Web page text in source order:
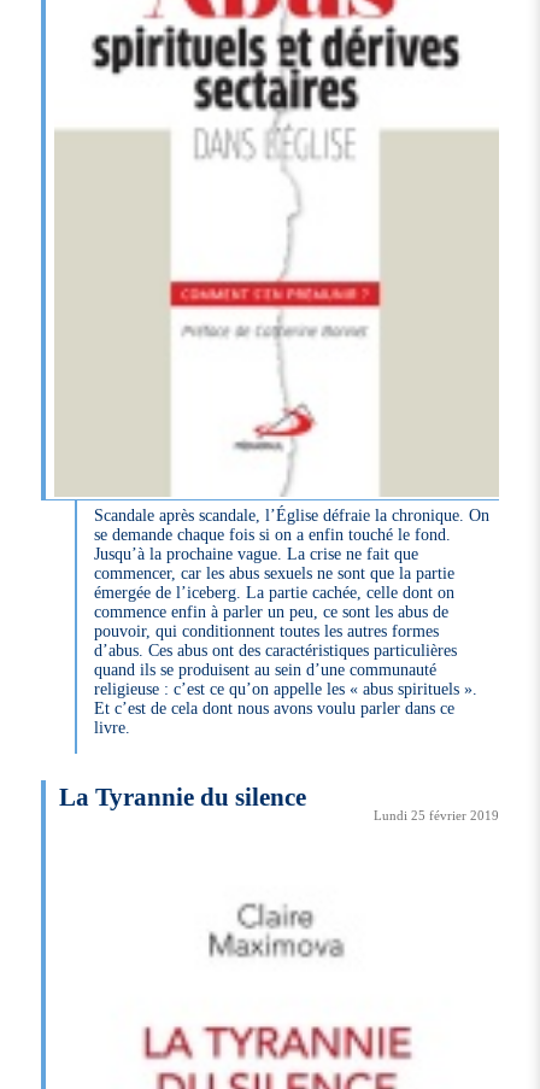
Scandale après scandale, l’Église défraie la chronique. On
se demande chaque fois si on a enfin touché le fond.
Jusqu’à la prochaine vague. La crise ne fait que
commencer, car les abus sexuels ne sont que la partie
émergée de l’iceberg. La partie cachée, celle dont on
commence enfin à parler un peu, ce sont les abus de
pouvoir, qui conditionnent toutes les autres formes
d’abus. Ces abus ont des caractéristiques particulières
quand ils se produisent au sein d’une communauté
religieuse : c’est ce qu’on appelle les « abus spirituels ».
Et c’est de cela dont nous avons voulu parler dans ce
livre.
La Tyrannie du silence
Lundi 25 février 2019